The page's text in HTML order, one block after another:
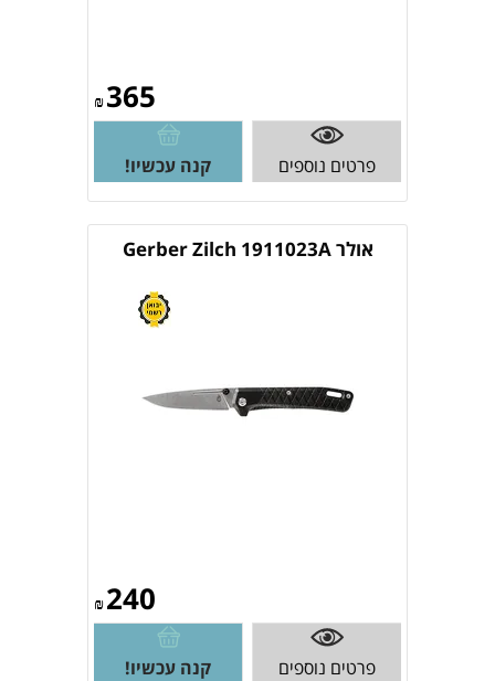
₪365
פרטים נוספים קנה עכשיו!
אולר Gerber Zilch 1911023A
₪240
פרטים נוספים קנה עכשיו!